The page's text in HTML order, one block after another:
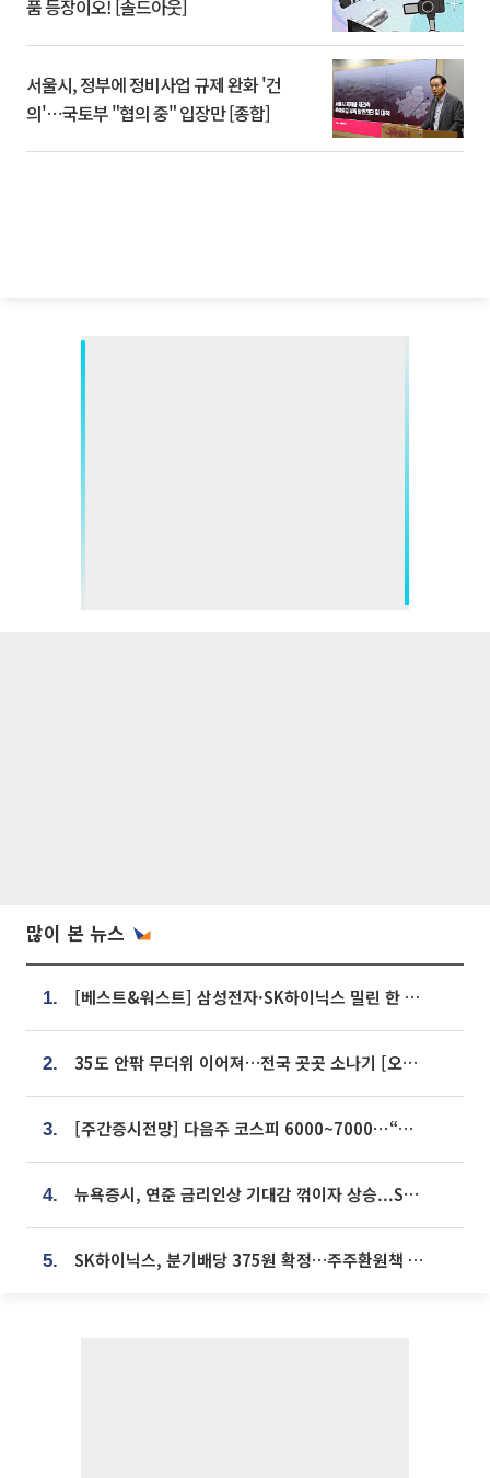
품 등장이오! [솔드아웃]
서울시, 정부에 정비사업 규제 완화 '건
의'⋯국토부 "협의 중" 입장만 [종합]
많이 본 뉴스
1. [베스트&워스트] 삼성전자·SK하이닉스 밀린 한 주…상상인증권은 85% 급등
2. 35도 안팎 무더위 이어져…전국 곳곳 소나기 [오늘 날씨]
3. [주간증시전망] 다음주 코스피 6000~7000⋯“外人 수급은 정책이 변수”
4. 뉴욕증시, 연준 금리인상 기대감 꺾이자 상승...S&P500 사상 최고치 [종합]
5. SK하이닉스, 분기배당 375원 확정…주주환원책 9월로 앞당겨 발표